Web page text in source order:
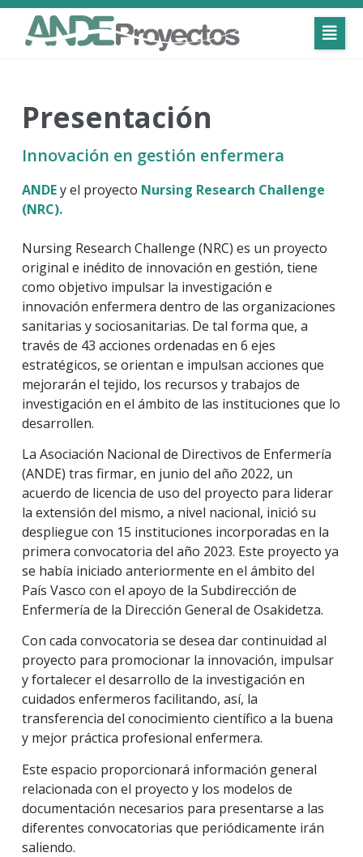
Presentación
Innovación en gestión enfermera
ANDEy el proyecto Nursing Research Challenge
(NRC).
Nursing Research Challenge (NRC) es un proyecto
original e inédito de innovación en gestión, tiene
como objetivo impulsar la investigación e
innovación enfermera dentro de las organizaciones
sanitarias y sociosanitarias. De tal forma que, a
través de 43 acciones ordenadas en 6 ejes
estratégicos, se orientan e impulsan acciones que
mejorarán el tejido, los recursos y trabajos de
investigación en el ámbito de las instituciones que lo
desarrollen.
La Asociación Nacional de Directivos de Enfermería
(ANDE) tras firmar, en junio del año 2022, un
acuerdo de licencia de uso del proyecto para liderar
la extensión del mismo, a nivel nacional, inició su
despliegue con 15 instituciones incorporadas en la
primera convocatoria del año 2023. Este proyecto ya
se había iniciado anteriormente en el ámbito del
País Vasco con el apoyo de la Subdirección de
Enfermería de la Dirección General de Osakidetza.
Con cada convocatoria se desea dar continuidad al
proyecto para promocionar la innovación, impulsar
y fortalecer el desarrollo de la investigación en
cuidados enfermeros facilitando, así, la
transferencia del conocimiento científico a la buena
y mejor práctica profesional enfermera.
Este espacio proporcionará información general
relacionada con el proyecto y los modelos de
documentación necesarios para presentarse a las
diferentes convocatorias que periódicamente irán
saliendo.